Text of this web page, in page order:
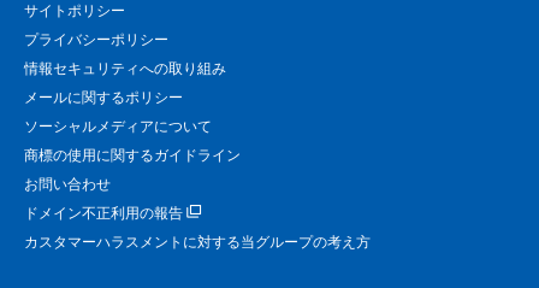
サイトポリシー
プライバシーポリシー
情報セキュリティへの取り組み
メールに関するポリシー
ソーシャルメディアについて
商標の使用に関するガイドライン
お問い合わせ
ドメイン不正利用の報告
カスタマーハラスメントに対する当グループの考え方